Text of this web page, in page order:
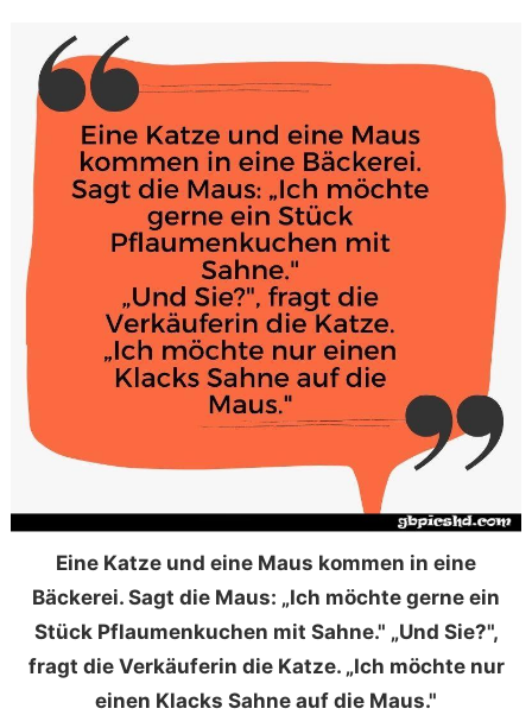
Eine Katze und eine Maus kommen in eine
Bäckerei. Sagt die Maus: „Ich möchte gerne ein
Stück Pflaumenkuchen mit Sahne." „Und Sie?",
fragt die Verkäuferin die Katze. „Ich möchte nur
einen Klacks Sahne auf die Maus."